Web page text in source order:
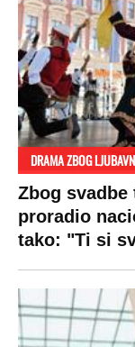
DRAMA ZBOG
Zbog
proradio
tako: "Ti si